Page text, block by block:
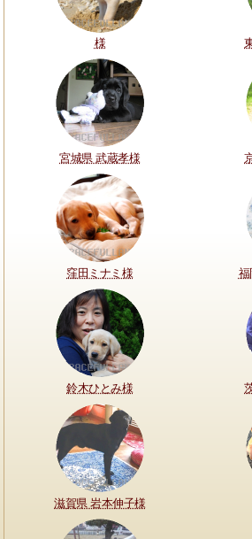
様
宮城県 武蔵孝様
窪田ミナミ様 福
鈴木ひとみ様
滋賀県 岩本伸子様